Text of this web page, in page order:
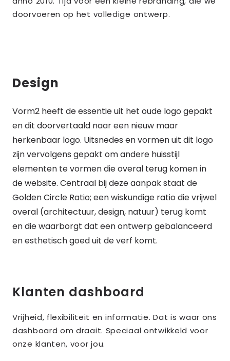
doorvoeren op het volledige ontwerp.
Design
Vorm2 heeft de essentie uit het oude logo gepakt
en dit doorvertaald naar een nieuw maar
herkenbaar logo. Uitsnedes en vormen uit dit logo
zijn vervolgens gepakt om andere huisstijl
elementen te vormen die overal terug komen in
de website. Centraal bij deze aanpak staat de
Golden Circle Ratio; een wiskundige ratio die vrijwel
overal (architectuur, design, natuur) terug komt
en die waarborgt dat een ontwerp gebalanceerd
en esthetisch goed uit de verf komt.
Klanten dashboard
Vrijheid, flexibiliteit en informatie. Dat is waar ons
dashboard om draait. Speciaal ontwikkeld voor
onze klanten, voor jou.